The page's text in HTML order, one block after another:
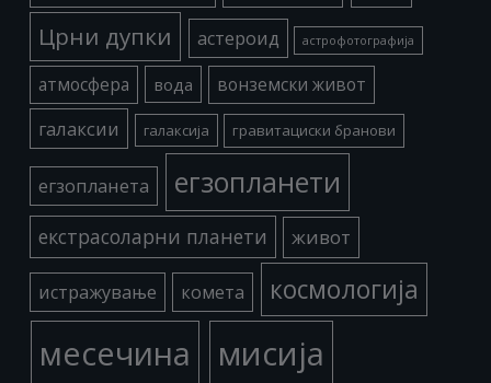
Црни дупки астероид астрофотографија
атмосфера вода вонземски живот
галаксии галаксија гравитациски бранови
егзопланета егзопланети
екстрасоларни планети живот
истражување комета космологија
месечина мисија